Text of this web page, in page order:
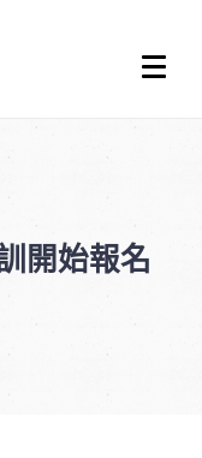
開始報名